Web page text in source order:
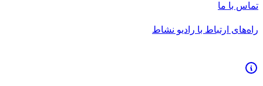
تماس با ما
راه‌های ارتباط با رادیو نشاط